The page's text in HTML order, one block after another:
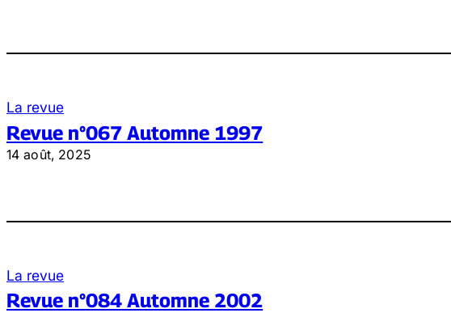
La revue
Revue n°067 Automne 1997
14 août, 2025
La revue
Revue n°084 Automne 2002